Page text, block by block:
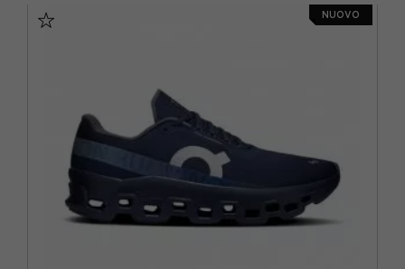
EUR 38,5 / US 7,5
EUR 40,5 / US 9
NUOVO